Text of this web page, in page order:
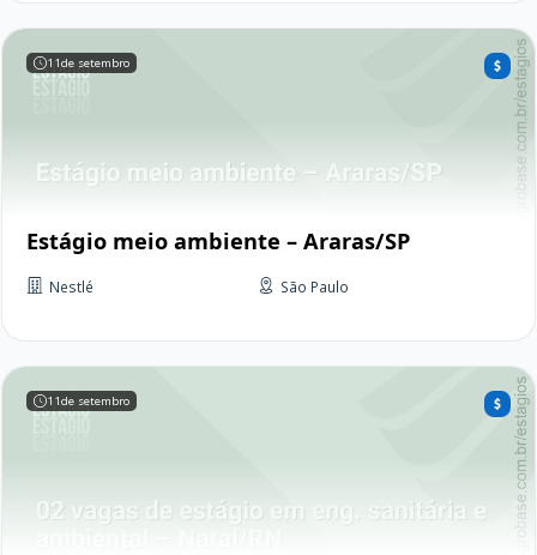
11de setembro
Estágio meio ambiente – Araras/SP
Nestlé São Paulo
11de setembro